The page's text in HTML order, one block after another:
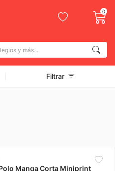
0
colegios y más...
Filtrar
Manga Corta Miniprint